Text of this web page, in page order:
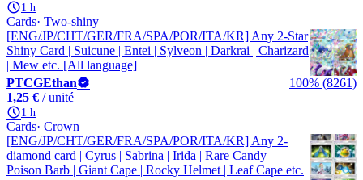
1 h
Cards Two-shiny
[ENG/JP/CHT/GER/FRA/SPA/POR/ITA/KR] Any 2-Star
Shiny Card | Suicune | Entei | Sylveon | Darkrai | Charizard
| Mew etc. [All language]
PTCGEthan
100% (8261)
1,25 € / unité
1 h
Cards Crown
[ENG/JP/CHT/GER/FRA/SPA/POR/ITA/KR] Any 2-
diamond card | Cyrus | Sabrina | Irida | Rare Candy |
Poison Barb | Giant Cape | Rocky Helmet | Leaf Cape etc.